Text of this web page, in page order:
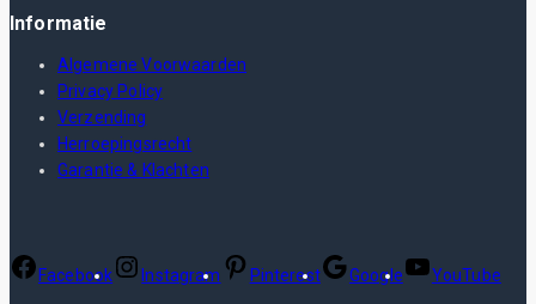
Informatie
Algemene Voorwaarden
Privacy Policy
Verzending
Herroepingsrecht
Garantie & Klachten
Facebook Instagram Pinterest Google YouTube